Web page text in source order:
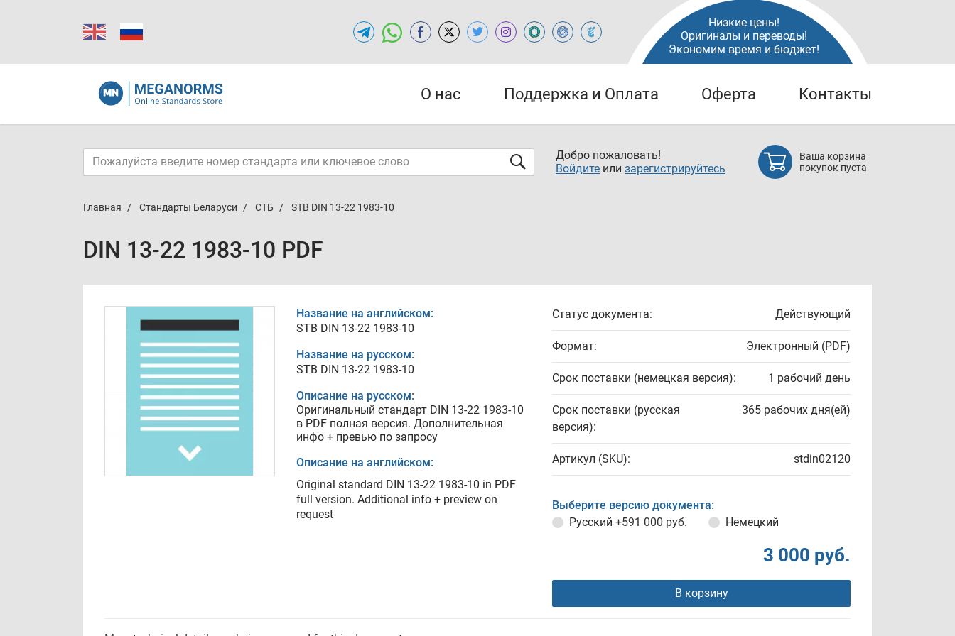
Низкие цены!
Оригиналы и переводы!
Экономим время и бюджет!
О нас Поддержка и Оплата Оферта Контакты
Добро пожаловать!
Войдите или зарегистрируйтесь
Ваша корзина
покупок пуста
Главная Стандарты Беларуси СТБ STB DIN 13-22 1983-10
DIN 13-22 1983-10 PDF
Название на английском:
STB DIN 13-22 1983-10
Название на русском:
STB DIN 13-22 1983-10
Описание на русском:
Оригинальный стандарт DIN 13-22 1983-10
в PDF полная версия. Дополнительная
инфо + превью по запросу
Описание на английском:
Original standard DIN 13-22 1983-10 in PDF
full version. Additional info + preview on
request
Статус документа: Действующий
Формат: Электронный (PDF)
Срок поставки (немецкая версия): 1 рабочий день
Срок поставки (русская
версия):
365 рабочих дня(ей)
Артикул (SKU): stdin02120
Выберите версию документа:
Русский +591 000 руб. Немецкий
3 000 руб.
В корзину